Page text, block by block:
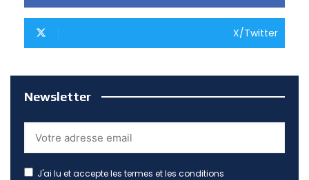
X/Twitter
Newsletter
J'ai lu et accepte les termes et les conditions